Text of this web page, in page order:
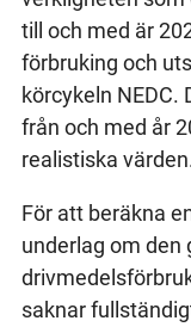
till och med är
förbruking och
körcykeln NEDC.
från och med år
realistiska
För att beräkna
underlag om den
saknar